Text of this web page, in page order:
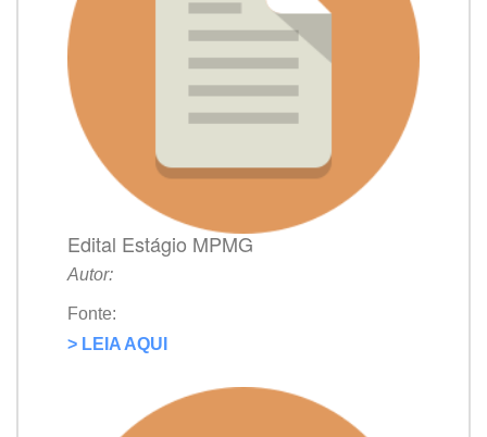
Edital Estágio MPMG
Autor:
Fonte:
> LEIA AQUI